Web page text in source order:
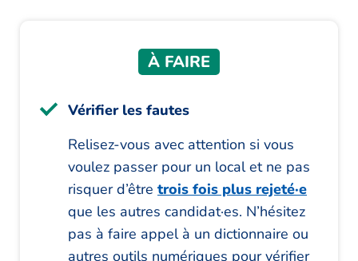
À FAIRE
Vérifier les fautes
Relisez-vous avec attention si vous
voulez passer pour un local et ne pas
risquer d’être trois fois plus rejeté·e
que les autres candidat·es. N’hésitez
pas à faire appel à un dictionnaire ou
autres outils numériques pour vérifier